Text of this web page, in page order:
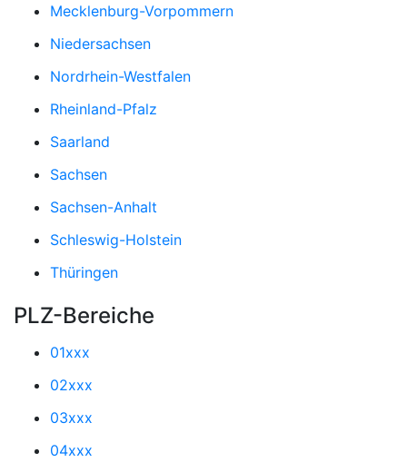
Mecklenburg-Vorpommern
Niedersachsen
Nordrhein-Westfalen
Rheinland-Pfalz
Saarland
Sachsen
Sachsen-Anhalt
Schleswig-Holstein
Thüringen
PLZ-Bereiche
01xxx
02xxx
03xxx
04xxx